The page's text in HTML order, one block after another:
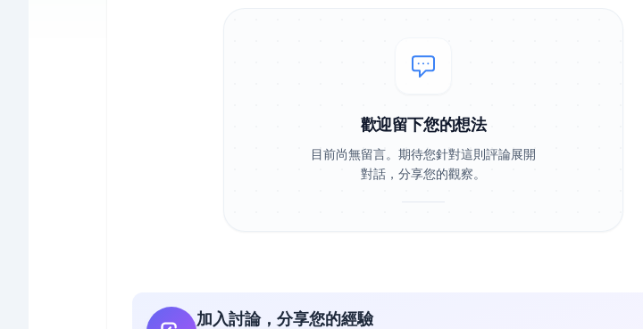
歡迎留下您的想法
目前尚無留言。期待您針對這則評論展開
對話，分享您的觀察。
加入討論，分享您的經驗